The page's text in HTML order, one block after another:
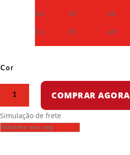
GG
83 66
EG
85 68
Cor
Vacina
sim
COMPRAR AGORA
Simulação de frete